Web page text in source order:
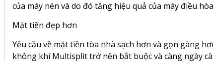
của máy nén và do đó tăng hiệu quả của máy điều
Mặt tiền đẹp hơn
Yêu cầu về mặt tiền tòa nhà sạch hơn và gọn gàng
không khí Multisplit trở nên bắt buộc và càng ngày